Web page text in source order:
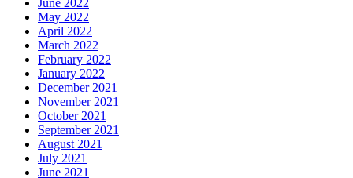
June 2022
May 2022
April 2022
March 2022
February 2022
January 2022
December 2021
November 2021
October 2021
September 2021
August 2021
July 2021
June 2021